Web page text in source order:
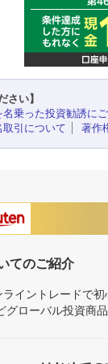
さい】
名乗った投資勧誘に
引について
著作
てのご紹介
イントレードで
ローバル投資商